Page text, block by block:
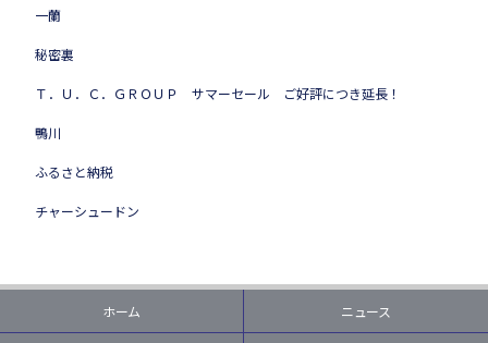
一蘭
秘密裏
Ｔ．Ｕ．Ｃ．ＧＲＯＵＰ サマーセール ご好評につき延長！
鴨川
ふるさと納税
チャーシュードン
ホーム ニュース